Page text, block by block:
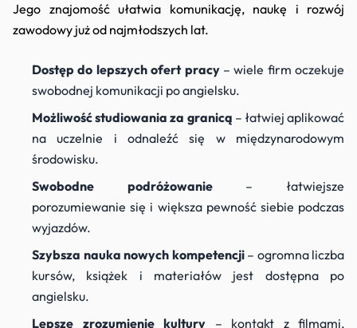
Jego znajomość ułatwia komunikację, naukę i rozwój
zawodowy już od najmłodszych lat.
Dostęp do lepszych ofert pracy– wiele firm oczekuje
swobodnej komunikacji po angielsku.
Możliwość studiowania za granicą – łatwiej aplikować
na uczelnie i odnaleźć się w międzynarodowym
środowisku.
Swobodne podróżowanie– łatwiejsze
porozumiewanie się i większa pewność siebie podczas
wyjazdów.
Szybsza nauka nowych kompetencji– ogromna liczba
kursów, książek i materiałów jest dostępna po
angielsku.
Lepsze zrozumienie kultury – kontakt z filmami,